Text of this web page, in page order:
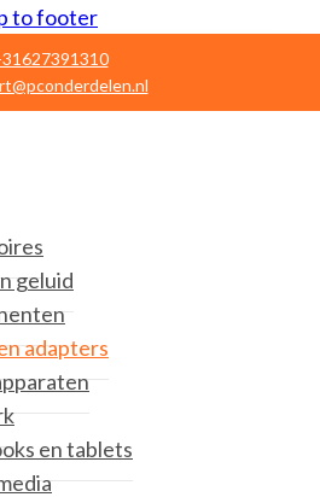
to footer
geluid
adapters
en tablets